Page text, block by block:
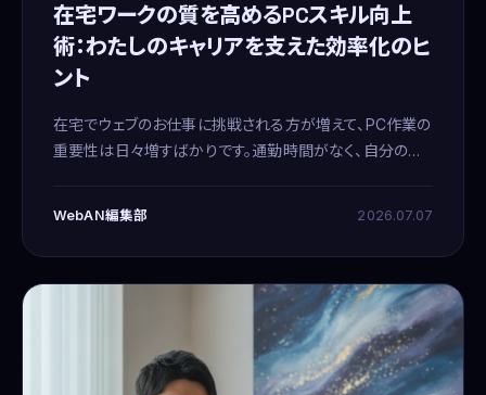
在宅ワークの質を高めるPCスキル向上
術：わたしのキャリアを支えた効率化のヒ
ント
在宅でウェブのお仕事に挑戦される方が増えて、PC作業の
重要性は日々増すばかりです。通勤時間がなく、自分のペ
WebAN編集部 2026.07.07